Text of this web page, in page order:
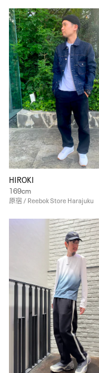
HIROKI
169cm
原宿 / Reebok Store Harajuku